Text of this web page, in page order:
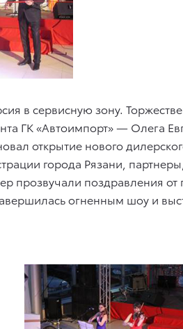
в сервисную зону.
ГК «Автоимпорт» — Олега
открытие нового
города Рязани,
прозвучали поздравления от
огненным шоу и